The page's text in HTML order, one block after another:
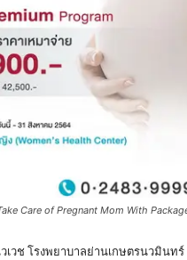
Care of Pregnant Mom With
เวช โรงพยาบาลย่านเกษตรนวมินท